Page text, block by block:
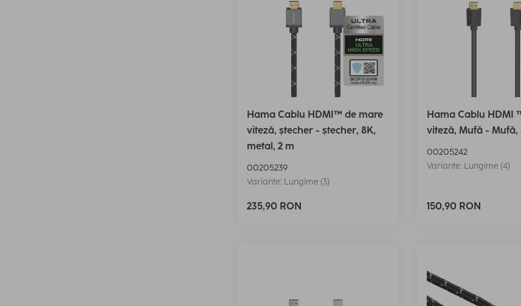
Hama Cablu HDMI™ de mare
viteză, ștecher - ștecher, 8K,
metal, 2 m
00205239
Variante: Lungime (3)
235,90 RON
Hama Cablu HDMI
viteză, Mufă - Mufă,
00205242
Variante: Lungime (4)
150,90 RON